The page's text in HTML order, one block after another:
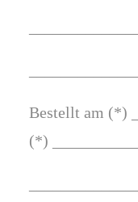
Bestellt am (*)
(*)